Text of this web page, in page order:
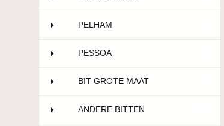
PELHAM
PESSOA
BIT GROTE MAAT
ANDERE BITTEN